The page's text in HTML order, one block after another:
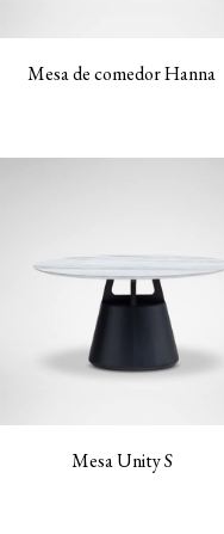
Mesa de comedor Hanna
Mesa Unity S